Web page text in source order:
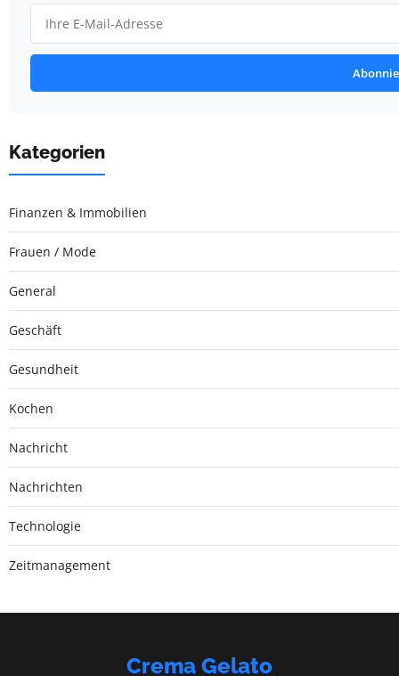
Kategorien
Finanzen & Immobilien
Frauen / Mode
General
Geschäft
Gesundheit
Kochen
Nachricht
Nachrichten
Technologie
Zeitmanagement
Crema Gelato